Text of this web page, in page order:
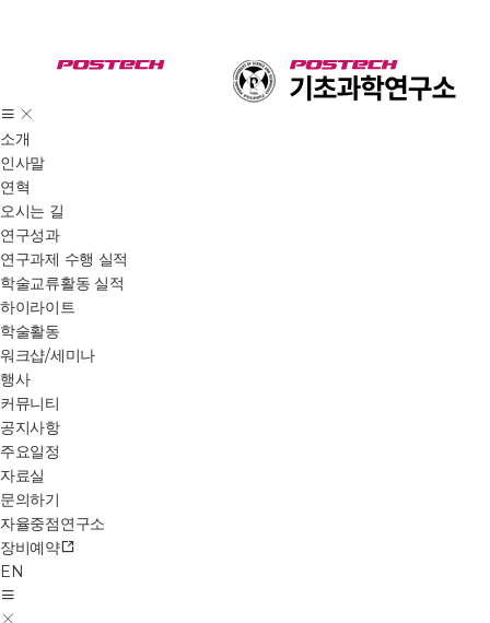
소개
인사말
연혁
오시는 길
연구성과
연구과제 수행 실적
학술교류활동 실적
하이라이트
학술활동
워크샵/세미나
행사
커뮤니티
공지사항
주요일정
자료실
문의하기
자율중점연구소
장비예약
EN